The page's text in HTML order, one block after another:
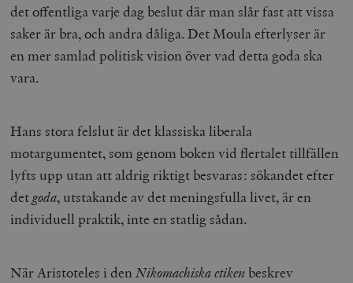
det offentliga varje dag beslut där man slår fast att vissa
saker är bra, och andra dåliga. Det Moula efterlyser är
en mer samlad politisk vision över vad detta goda ska
vara.
Hans stora felslut är det klassiska liberala
motargumentet, som genom boken vid flertalet tillfällen
lyfts upp utan att aldrig riktigt besvaras: sökandet efter
detgoda, utstakande av det meningsfulla livet, är en
individuell praktik, inte en statlig sådan.
När Aristoteles i denNikomachiska etiken beskrev